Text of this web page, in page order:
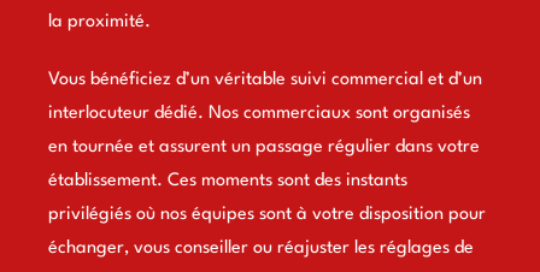
la proximité.
Vous bénéficiez d’un véritable suivi commercial et d’un
interlocuteur dédié. Nos commerciaux sont organisés
en tournée et assurent un passage régulier dans votre
établissement. Ces moments sont des instants
privilégiés où nos équipes sont à votre disposition pour
échanger, vous conseiller ou réajuster les réglages de